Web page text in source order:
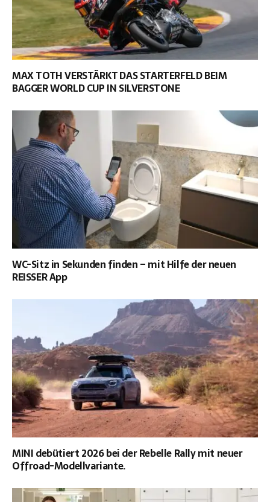
MAX TOTH VERSTÄRKT DAS STARTERFELD BEIM
BAGGER WORLD CUP IN SILVERSTONE
WC-Sitz in Sekunden finden – mit Hilfe der neuen
REISSER App
MINI debütiert 2026 bei der Rebelle Rally mit neuer
Offroad-Modellvariante.